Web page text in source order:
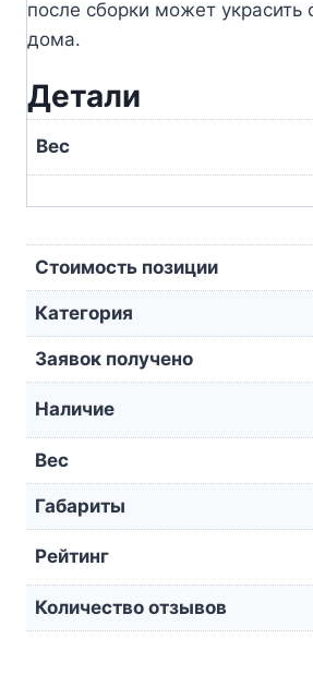
после сборки может украсить
дома.
Детали
Вес
Стоимость позиции
Категория
Заявок получено
Наличие
Вес
Габариты
Рейтинг
Количество отзывов